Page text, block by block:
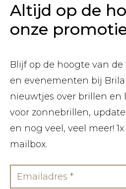
Altijd op de
onze
Blijf op de hoogte van
en evenementen bij
nieuwtjes over brillen en
voor zonnebrillen,
en nog veel, veel meer!
mailbox.